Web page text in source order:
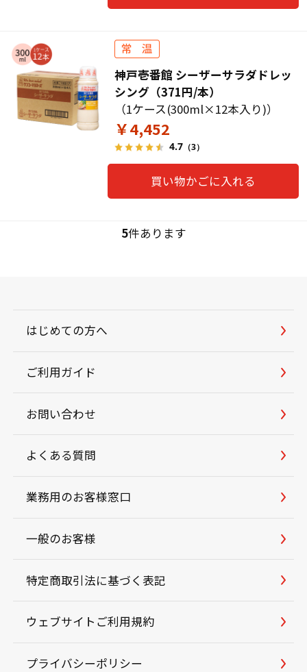
神戸壱番館 シーザーサラダドレッ
シング（371円/本）
（1ケース(300ml×12本入り)）
￥4,452
4.7（3）
買い物かごに入れる
5件あります
はじめての方へ
ご利用ガイド
お問い合わせ
よくある質問
業務用のお客様窓口
一般のお客様
特定商取引法に基づく表記
ウェブサイトご利用規約
プライバシーポリシー